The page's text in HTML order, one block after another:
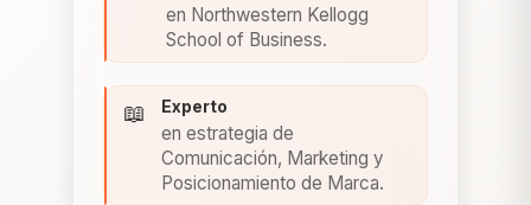
en Northwestern Kellogg
School of Business.
📖 Experto
en estrategia de
Comunicación, Marketing y
Posicionamiento de Marca.